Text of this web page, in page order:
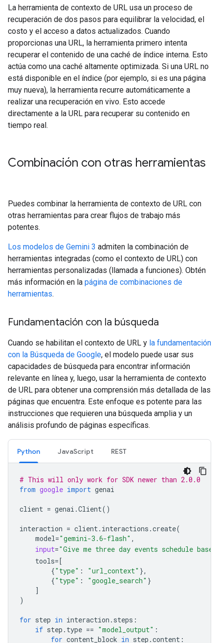
La herramienta de contexto de URL usa un proceso de
recuperación de dos pasos para equilibrar la velocidad, el
costo y el acceso a datos actualizados. Cuando
proporcionas una URL, la herramienta primero intenta
recuperar el contenido de una caché de índice interna. Esto
actúa como una caché altamente optimizada. Si una URL no
está disponible en el índice (por ejemplo, si es una página
muy nueva), la herramienta recurre automáticamente a
realizar una recuperación en vivo. Esto accede
directamente a la URL para recuperar su contenido en
tiempo real.
Combinación con otras herramientas
Puedes combinar la herramienta de contexto de URL con
otras herramientas para crear flujos de trabajo más
potentes.
Los modelos de Gemini 3 admiten la combinación de
herramientas integradas (como el contexto de URL) con
herramientas personalizadas (llamada a funciones). Obtén
más información en la página de combinaciones de
herramientas.
Fundamentación con la búsqueda
Cuando se habilitan el contexto de URL y la fundamentación
con la Búsqueda de Google, el modelo puede usar sus
capacidades de búsqueda para encontrar información
relevante en línea y, luego, usar la herramienta de contexto
de URL para obtener una comprensión más detallada de las
páginas que encuentra. Este enfoque es potente para las
instrucciones que requieren una búsqueda amplia y un
análisis profundo de páginas específicas.
Python JavaScript REST
# This will only work for SDK newer than 2.0.0
from google import genai
client = genai .Client()
interaction = client. interactions .create(
model="gemini-3.6-flash" ,
input="Give me three day events schedule
tools=[
{"type" : "url_context" },
{"type" : "google_search" }
]
)
for step in interaction . steps :
if step . type == "model_output" :
for content_block in step .content :